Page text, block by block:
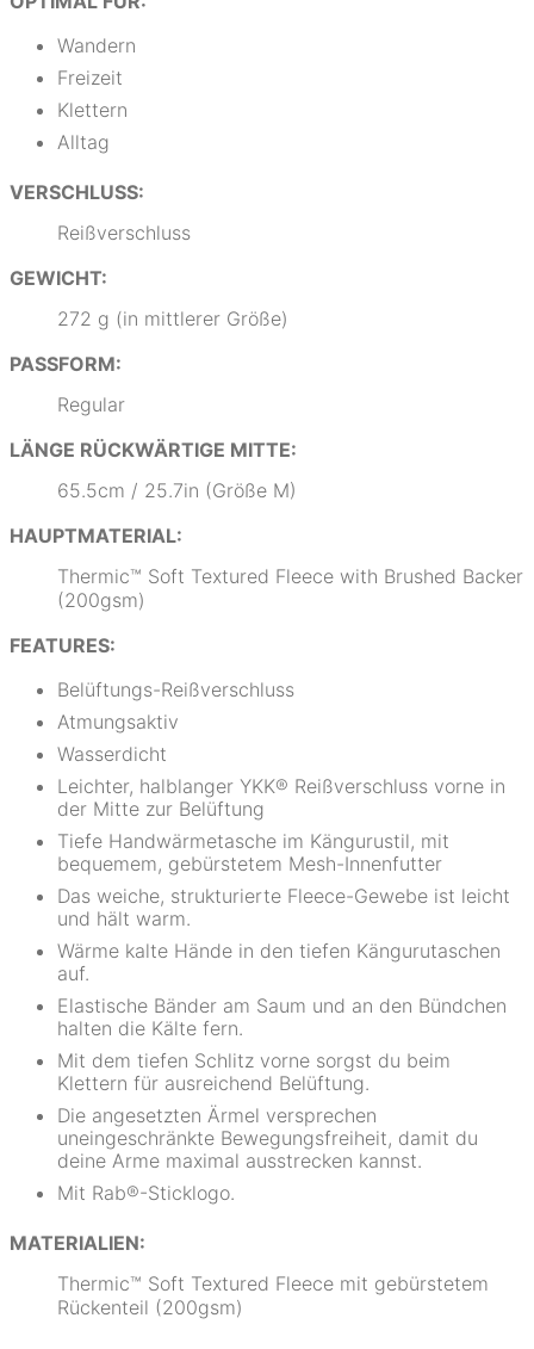
Wandern
Freizeit
Klettern
Alltag
VERSCHLUSS:
Reißverschluss
GEWICHT:
272 g (in mittlerer Größe)
PASSFORM:
Regular
LÄNGE RÜCKWÄRTIGE MITTE:
65.5cm / 25.7in (Größe M)
HAUPTMATERIAL:
Thermic™ Soft Textured Fleece with Brushed Backer
(200gsm)
FEATURES:
Belüftungs-Reißverschluss
Atmungsaktiv
Wasserdicht
Leichter, halblanger YKK® Reißverschluss vorne in
der Mitte zur Belüftung
Tiefe Handwärmetasche im Kängurustil, mit
bequemem, gebürstetem Mesh-Innenfutter
Das weiche, strukturierte Fleece-Gewebe ist leicht
und hält warm.
Wärme kalte Hände in den tiefen Kängurutaschen
auf.
Elastische Bänder am Saum und an den Bündchen
halten die Kälte fern.
Mit dem tiefen Schlitz vorne sorgst du beim
Klettern für ausreichend Belüftung.
Die angesetzten Ärmel versprechen
uneingeschränkte Bewegungsfreiheit, damit du
deine Arme maximal ausstrecken kannst.
Mit Rab®-Sticklogo.
MATERIALIEN:
Thermic™ Soft Textured Fleece mit gebürstetem
Rückenteil (200gsm)